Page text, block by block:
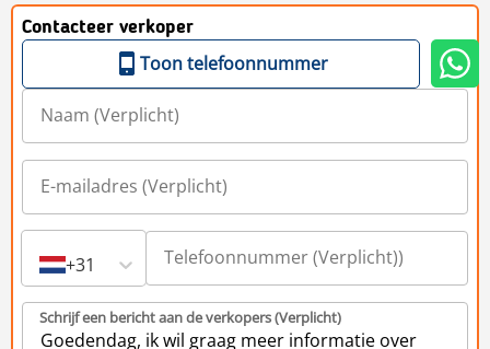
Contacteer verkoper
Toon telefoonnummer
+31
Schrijf een bericht aan de verkopers (Verplicht)